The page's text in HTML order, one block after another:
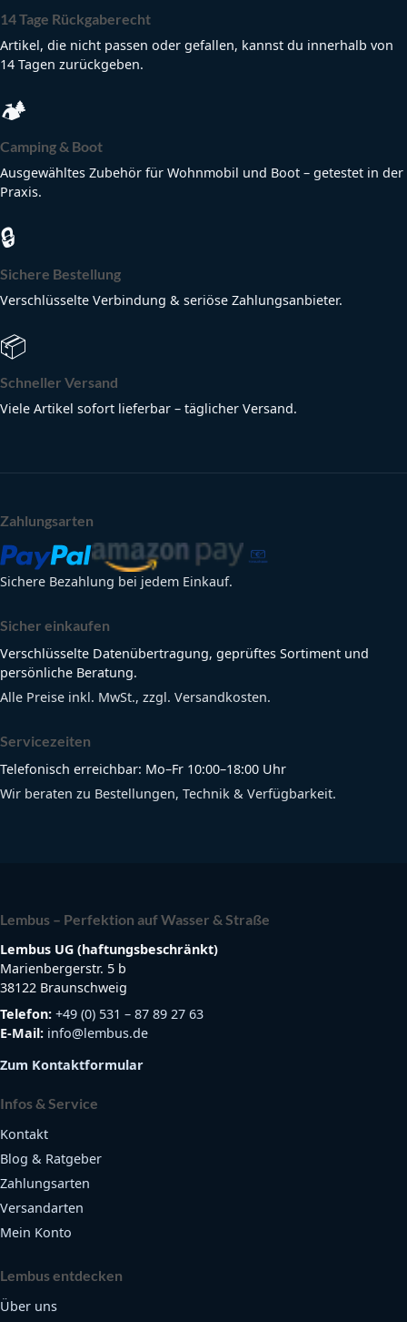
14 Tage Rückgaberecht
Artikel, die nicht passen oder gefallen, kannst du innerhalb von
14 Tagen zurückgeben.
🏕
Camping & Boot
Ausgewähltes Zubehör für Wohnmobil und Boot – getestet in der
Praxis.
🔒
Sichere Bestellung
Verschlüsselte Verbindung & seriöse Zahlungsanbieter.
📦
Schneller Versand
Viele Artikel sofort lieferbar – täglicher Versand.
Zahlungsarten
Sichere Bezahlung bei jedem Einkauf.
Sicher einkaufen
Verschlüsselte Datenübertragung, geprüftes Sortiment und
persönliche Beratung.
Alle Preise inkl. MwSt., zzgl. Versandkosten.
Servicezeiten
Telefonisch erreichbar: Mo–Fr 10:00–18:00 Uhr
Wir beraten zu Bestellungen, Technik & Verfügbarkeit.
Lembus – Perfektion auf Wasser & Straße
Lembus UG (haftungsbeschränkt)
Marienbergerstr. 5 b
38122 Braunschweig
Telefon: +49 (0) 531 – 87 89 27 63
E-Mail: info@lembus.de
Zum Kontaktformular
Infos & Service
Kontakt
Blog & Ratgeber
Zahlungsarten
Versandarten
Mein Konto
Lembus entdecken
Über uns